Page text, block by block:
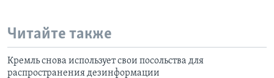
Читайте также
Кремль снова использует свои посольства для
распространения дезинформации